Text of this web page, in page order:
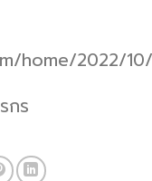
home/2022/10/
กร